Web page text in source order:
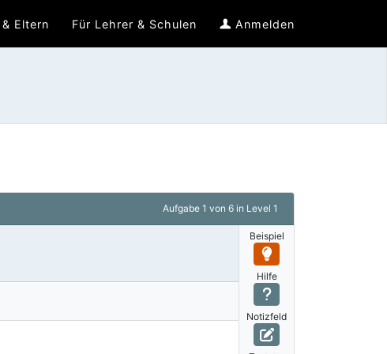
Eltern Für Lehrer & Schulen Anmelden
Aufgabe 1 von 6 in Level 1
Beispiel
Hilfe
Notizfeld